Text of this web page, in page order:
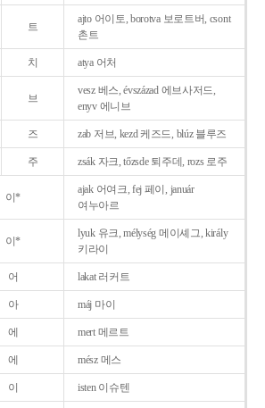
트
ajto 어이토, borotva 보로트버, csont
촌트
치 atya 어처
브
vesz 베스, évszázad 에브사저드,
enyv 에니브
즈 zab 저브, kezd 케즈드, blúz 블루즈
주 zsák 자크, tőzsde 퇴주데, rozs 로주
이*
ajak 어여크, fej 페이, január
여누아르
이*
lyuk 유크, mélység 메이셰그, király
키라이
어 lakat 러커트
아 máj 마이
에 mert 메르트
에 mész 메스
이 isten 이슈텐